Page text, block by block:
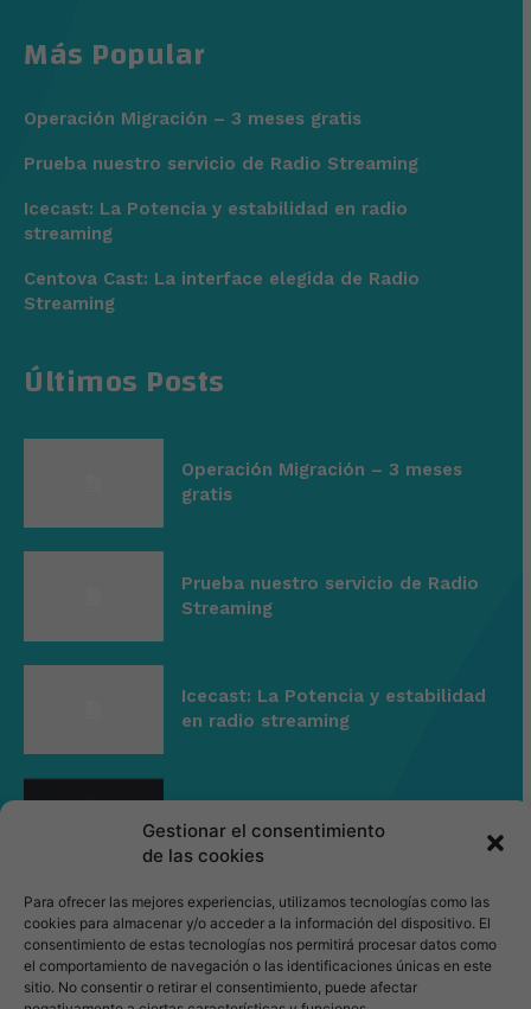
Gestionar el consentimiento
de las cookies
Para ofrecer las mejores experiencias, utilizamos tecnologías como las
cookies para almacenar y/o acceder a la información del dispositivo. El
consentimiento de estas tecnologías nos permitirá procesar datos como
el comportamiento de navegación o las identificaciones únicas en este
sitio. No consentir o retirar el consentimiento, puede afectar
Empresa
Acerca de
Últimos Posts
Operación Migración – 3 meses
gratis
Prueba nuestro servicio de Radio
Streaming
Icecast: La Potencia y estabilidad
en radio streaming
elegida de Radio Streaming
Más Popular
Operación Migración – 3 meses gratis
Prueba nuestro servicio de Radio Streaming
Icecast: La Potencia y estabilidad en radio
streaming
Centova Cast: La interface elegida de Radio
Streaming